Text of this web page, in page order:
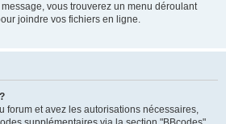
vous trouverez un menu déroulant
joindre vos fichiers en ligne.
forum et avez les autorisations nécessaires,